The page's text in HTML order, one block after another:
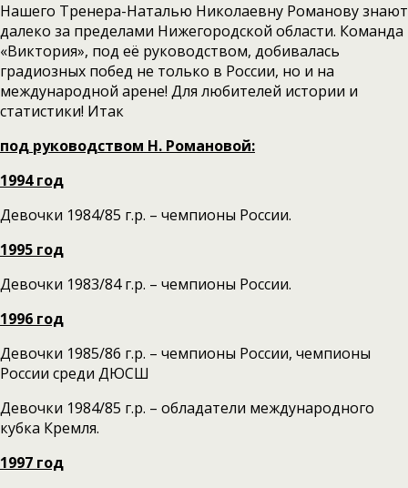
Нашего Тренера-Наталью Николаевну Романову знают
далеко за пределами Нижегородской области. Команда
«Виктория», под её руководством, добивалась
градиозных побед не только в России, но и на
международной арене! Для любителей истории и
статистики! Итак
под руководством Н. Романовой:
1994 год
Девочки 1984/85 г.р. – чемпионы России.
1995 год
Девочки 1983/84 г.р. – чемпионы России.
1996 год
Девочки 1985/86 г.р. – чемпионы России, чемпионы
России среди ДЮСШ
Девочки 1984/85 г.р. – обладатели международного
кубка Кремля.
1997 год